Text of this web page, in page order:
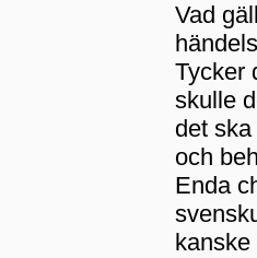
Vad
Tycker
skulle
det
och
Enda